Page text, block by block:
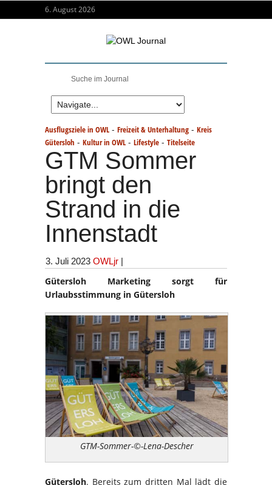
6. August 2026
Ausflugsziele in OWL - Freizeit & Unterhaltung - Kreis
Gütersloh - Kultur in OWL - Lifestyle - Titelseite
GTM Sommer
bringt den
Strand in die
Innenstadt
3. Juli 2023 OWLjr |
Gütersloh Marketing sorgt für
Urlaubsstimmung in Gütersloh
GTM-Sommer-©-Lena-Descher
Gütersloh. Bereits zum dritten Mal lädt die